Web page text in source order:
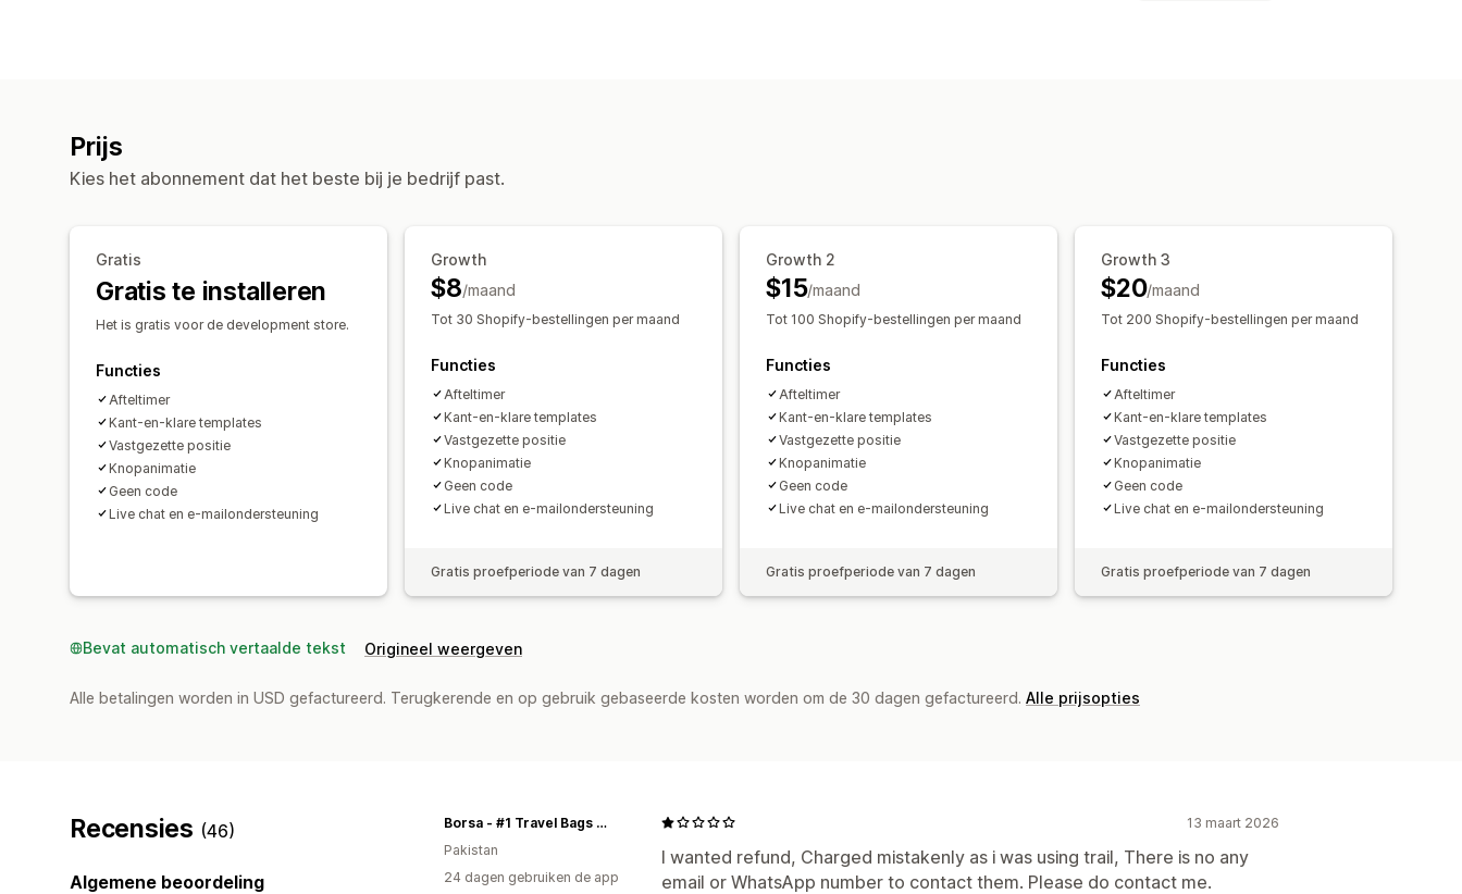
Prijs
Kies het abonnement dat het beste bij je bedrijf past.
Gratis
Gratis te installeren
Het is gratis voor de development store.
Functies
Afteltimer
Kant-en-klare templates
Vastgezette positie
Knopanimatie
Geen code
Live chat en e-mailondersteuning
Growth
$8/maand
Tot 30 Shopify-bestellingen per maand
Functies
Afteltimer
Kant-en-klare templates
Vastgezette positie
Knopanimatie
Geen code
Live chat en e-mailondersteuning
Gratis proefperiode van 7 dagen
Growth 2
$15/maand
Tot 100 Shopify-bestellingen per maand
Functies
Afteltimer
Kant-en-klare templates
Vastgezette positie
Knopanimatie
Geen code
Live chat en e-mailondersteuning
Gratis proefperiode van 7 dagen
Growth 3
$20/maand
Tot 200 Shopify-bestellingen per maand
Functies
Afteltimer
Kant-en-klare templates
Vastgezette positie
Knopanimatie
Geen code
Live chat en e-mailondersteuning
Gratis proefperiode van 7 dagen
Bevat automatisch vertaalde tekst Origineel weergeven
Alle betalingen worden in USD gefactureerd. Terugkerende en op gebruik gebaseerde kosten worden om de 30 dagen gefactureerd. Alle prijsopties
Recensies (46)
Algemene beoordeling
13 maart 2026
I wanted refund, Charged mistakenly as i was using trail, There is no any
email or WhatsApp number to contact them. Please do contact me.
Borsa - #1 Travel Bags Store In Pakistan
Pakistan
24 dagen gebruiken de app